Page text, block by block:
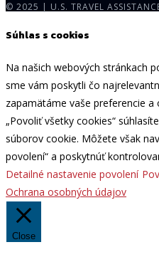
© 2025 | U.S. TRAVEL
Súhlas s cookies
Na našich webových stránkach
sme vám poskytli čo
zapamätáme vaše preferencie a
„Povoliť všetky cookies“
súborov cookie. Môžete však
povolení“ a poskytnúť
Detailné nastavenie povolení
Ochrana osobných údajov
Close